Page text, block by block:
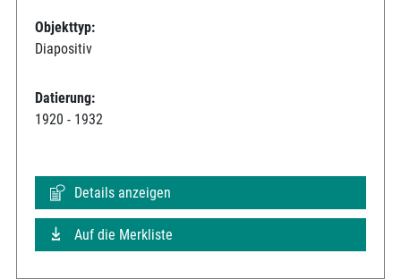
Objekttyp:
Diapositiv
Datierung:
1920 - 1932
Details anzeigen
Auf die Merkliste